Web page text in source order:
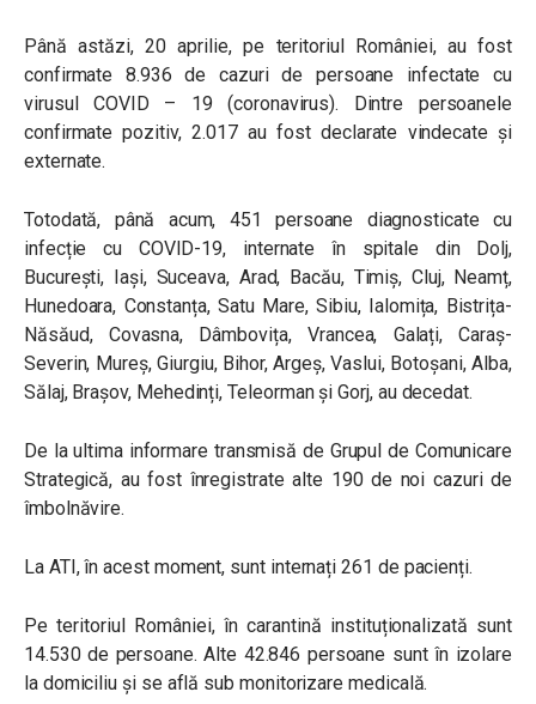
Până astăzi, 20 aprilie, pe teritoriul României, au fost
confirmate 8.936 de cazuri de persoane infectate cu
virusul COVID – 19 (coronavirus). Dintre persoanele
confirmate pozitiv, 2.017 au fost declarate vindecate și
externate.
Totodată, până acum, 451 persoane diagnosticate cu
infecție cu COVID-19, internate în spitale din Dolj,
București, Iași, Suceava, Arad, Bacău, Timiș, Cluj, Neamț,
Hunedoara, Constanța, Satu Mare, Sibiu, Ialomița, Bistrița-
Năsăud, Covasna, Dâmbovița, Vrancea, Galați, Caraș-
Severin, Mureș, Giurgiu, Bihor, Argeș, Vaslui, Botoșani, Alba,
Sălaj, Brașov, Mehedinți, Teleorman și Gorj, au decedat.
De la ultima informare transmisă de Grupul de Comunicare
Strategică, au fost înregistrate alte 190 de noi cazuri de
îmbolnăvire.
La ATI, în acest moment, sunt internați 261 de pacienți.
Pe teritoriul României, în carantină instituționalizată sunt
14.530 de persoane. Alte 42.846 persoane sunt în izolare
la domiciliu și se află sub monitorizare medicală.